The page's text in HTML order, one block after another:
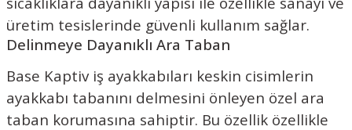
üretim tesislerinde güvenli kullanım sağlar.
Delinmeye Dayanıklı Ara Taban
Base Kaptiv iş ayakkabıları keskin cisimlerin
ayakkabı tabanını delmesini önleyen özel ara
taban korumasına sahiptir. Bu özellik özellikle